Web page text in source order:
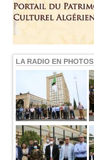
LA RADIO EN PHOTOS